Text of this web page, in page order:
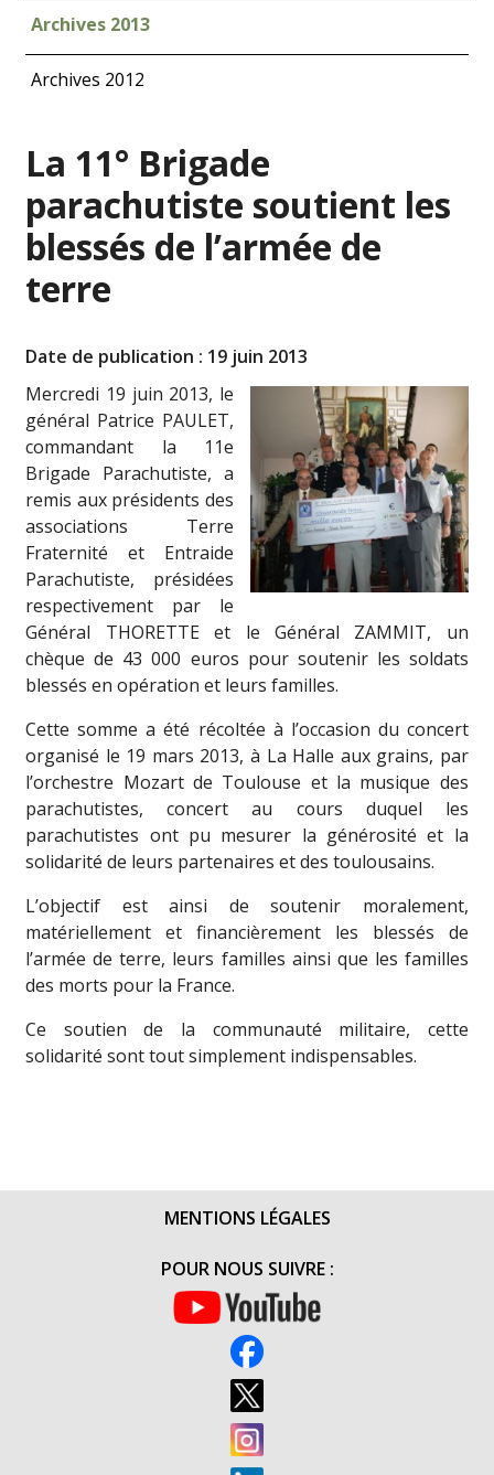
Archives 2013
Archives 2012
La 11° Brigade
parachutiste soutient les
blessés de l’armée de
terre
Date de publication : 19 juin 2013
Mercredi 19 juin 2013, le
général Patrice PAULET,
commandant la 11e
Brigade Parachutiste, a
remis aux présidents des
associations Terre
Fraternité et Entraide
Parachutiste, présidées
respectivement par le
Général THORETTE et le Général ZAMMIT, un
chèque de 43 000 euros pour soutenir les soldats
blessés en opération et leurs familles.
Cette somme a été récoltée à l’occasion du concert
organisé le 19 mars 2013, à La Halle aux grains, par
l’orchestre Mozart de Toulouse et la musique des
parachutistes, concert au cours duquel les
parachutistes ont pu mesurer la générosité et la
solidarité de leurs partenaires et des toulousains.
L’objectif est ainsi de soutenir moralement,
matériellement et financièrement les blessés de
l’armée de terre, leurs familles ainsi que les familles
des morts pour la France.
Ce soutien de la communauté militaire, cette
solidarité sont tout simplement indispensables.
MENTIONS LÉGALES
POUR NOUS SUIVRE :